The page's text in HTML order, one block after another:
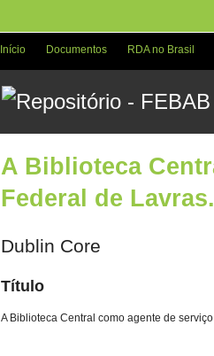
Início Documentos RDA no Brasil
A Biblioteca
Federal de
Dublin Core
Título
A Biblioteca Central como agente de